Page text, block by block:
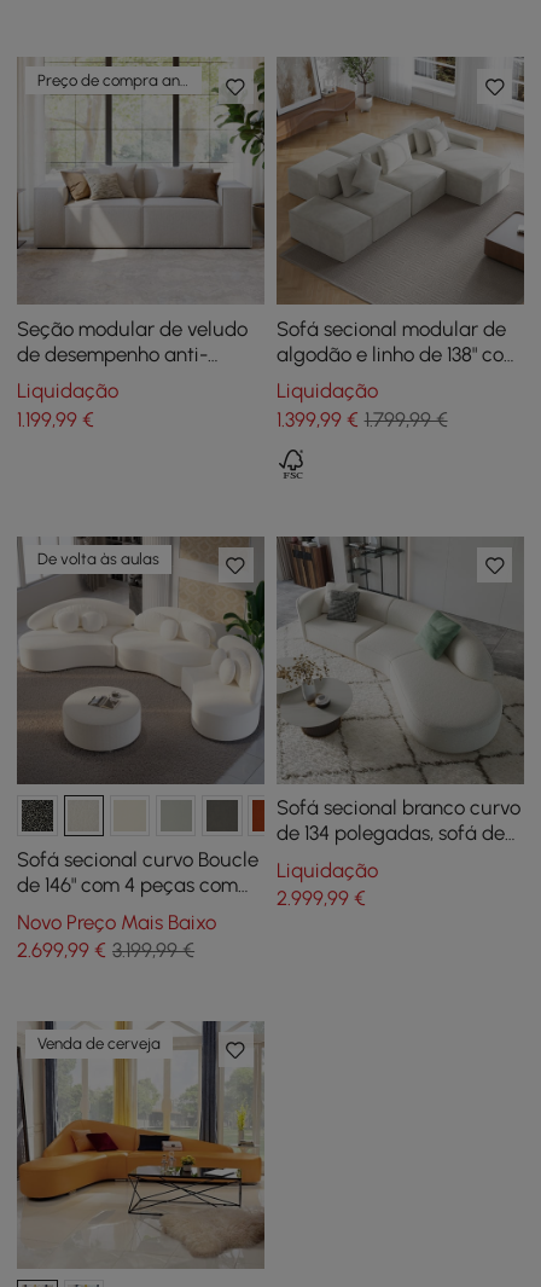
Seção modular de veludo
de desempenho anti-
arranhões de 2 peças de
2200 mm
Liquidação
1.199,99 €
Sofá secional modular de
algodão e linho de 138" com
6 peças com pufes
Liquidação
1.399,99€ 1.799,99 €
De volta às aulas
Sofá secional curvo Boucle
de 146" com 4 peças com
pufe e travesseiros
Novo Preço Mais Baixo
2.699,99 € 3.199,99 €
Sofá secional branco curvo
de 134 polegadas, sofá de
chão estofado de 5
lugares, poliéster de pele
sintética
Liquidação
2.999,99€
Venda de cerveja